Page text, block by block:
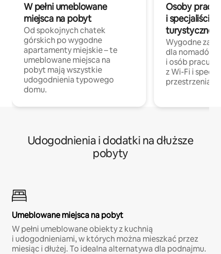
W pełni umeblowane
miejsca na pobyt
Od spokojnych chatek
górskich po wygodne
apartamenty miejskie – te
umeblowane miejsca na
pobyt mają wszystkie
udogodnienia typowego
domu.
Osoby
i specjaliści z
turystycznej
Wygodne
dla nomadów
i osób
z Wi-Fi i
przestrzenią
Udogodnienia i dodatki na dłuższe
pobyty
Umeblowane miejsca na pobyt
W pełni umeblowane obiekty z kuchnią
i udogodnieniami, w których można mieszkać przez
miesiąc i dłużej. To idealna alternatywa dla podnajmu.